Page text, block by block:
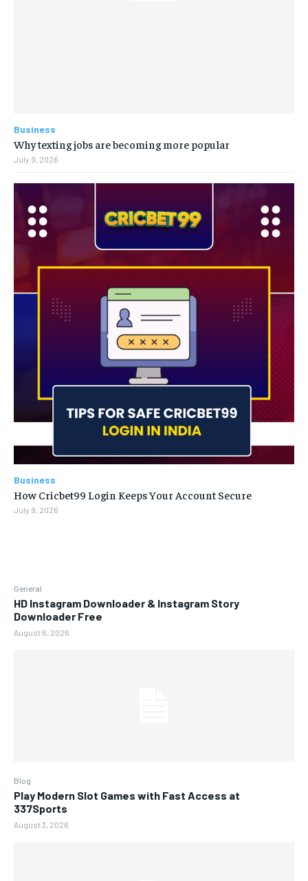
General
HD Instagram Downloader & Instagram Story
Downloader Free
August 6, 2026
Blog
Play Modern Slot Games with Fast Access at
337Sports
August 3, 2026
Business
Why texting jobs are becoming more popular
July 9, 2026
Business
How Cricbet99 Login Keeps Your Account Secure
July 9, 2026